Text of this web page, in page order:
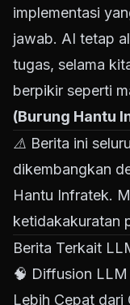
implementasi
jawab. AI tetap
tugas, selama
berpikir seperti
(Burung Hantu
⚠️ Berita ini
dikembangkan
Hantu Infratek.
ketidakakuratan
Berita Terkait
🧠 Diffusion LLM
Lebih Cepat dari